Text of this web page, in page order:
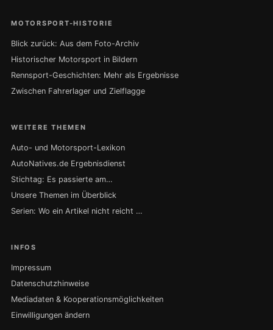
MOTORSPORT-HISTORIE
Blick zurück: Aus dem Foto-Archiv
Historischer Motorsport in Bildern
Rennsport-Geschichten: Mehr als Ergebnisse
Zwischen Fahrerlager und Zielflagge
WEITERE THEMEN
Auto- und Motorsport-Lexikon
AutoNatives.de Ergebnisdienst
Stichtag: Es passierte am…
Unsere Themen im Überblick
Serien: Wo ein Artikel nicht reicht …
INFOS
Impressum
Datenschutzhinweise
Mediadaten & Kooperationsmöglichkeiten
Einwilligungen ändern